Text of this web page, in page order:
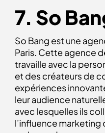
7. So
So Bang est une
Paris. Cette agence
travaille avec la
et des créateurs de
expériences
leur audience
avec lesquelles ils
l’influence marketing